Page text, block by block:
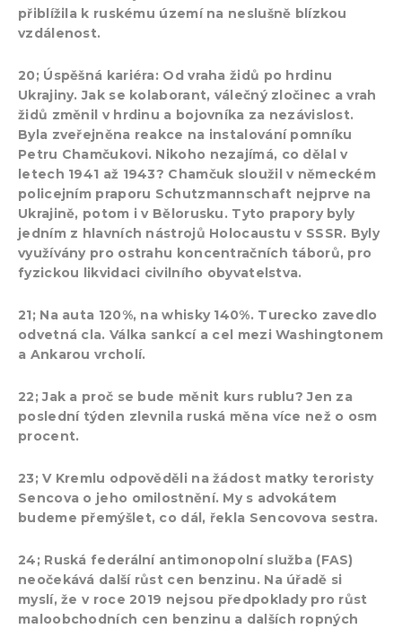
přiblížila k ruskému území na neslušně blízkou
vzdálenost.
20; Úspěšná kariéra: Od vraha židů po hrdinu
Ukrajiny. Jak se kolaborant, válečný zločinec a vrah
židů změnil v hrdinu a bojovníka za nezávislost.
Byla zveřejněna reakce na instalování pomníku
Petru Chamčukovi. Nikoho nezajímá, co dělal v
letech 1941 až 1943? Chamčuk sloužil v německém
policejním praporu Schutzmannschaft nejprve na
Ukrajině, potom i v Bělorusku. Tyto prapory byly
jedním z hlavních nástrojů Holocaustu v SSSR. Byly
využívány pro ostrahu koncentračních táborů, pro
fyzickou likvidaci civilního obyvatelstva.
21; Na auta 120%, na whisky 140%. Turecko zavedlo
odvetná cla. Válka sankcí a cel mezi Washingtonem
a Ankarou vrcholí.
22; Jak a proč se bude měnit kurs rublu? Jen za
poslední týden zlevnila ruská měna více než o osm
procent.
23; V Kremlu odpověděli na žádost matky teroristy
Sencova o jeho omilostnění. My s advokátem
budeme přemýšlet, co dál, řekla Sencovova sestra.
24; Ruská federální antimonopolní služba (FAS)
neočekává další růst cen benzinu. Na úřadě si
myslí, že v roce 2019 nejsou předpoklady pro růst
maloobchodních cen benzinu a dalších ropných